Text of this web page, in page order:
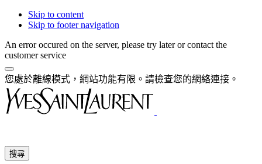
Skip to content
Skip to footer navigation
An error occured on the server, please try later or contact the
customer service
您處於離線模式，網站功能有限。請檢查您的網絡連接。
搜尋